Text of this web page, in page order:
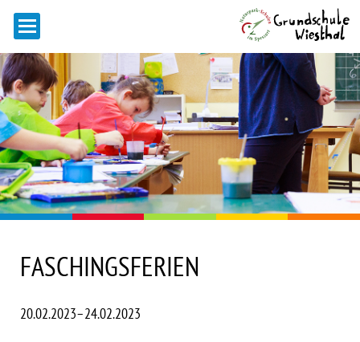
FASCHINGSFERIEN
20.02.2023–24.02.2023